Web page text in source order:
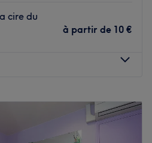
conviviale dans un institut
détendu.
: les soins du visage et
cire du
à partir de 10 €
– 20:00
10:00–20:00
10:00
20:00